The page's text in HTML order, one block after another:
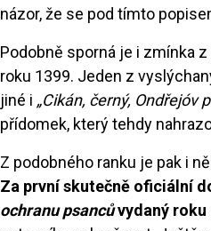
názor, že se pod tímto
Podobně sporná je i zmínka z
roku 1399. Jeden z
jiné i „Cikán, černý, Ondřejóv
přídomek, který tehdy
Z podobného ranku je pak i
Za první skutečně oficiální
ochranu psancůvydaný roku